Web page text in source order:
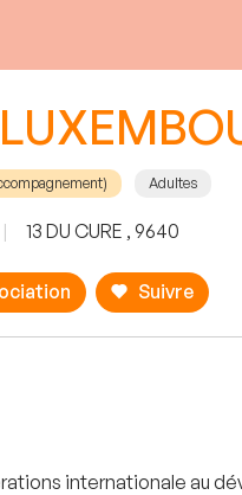
Adultes
| 13 DU CURE , 9640
Suivre
internationale au